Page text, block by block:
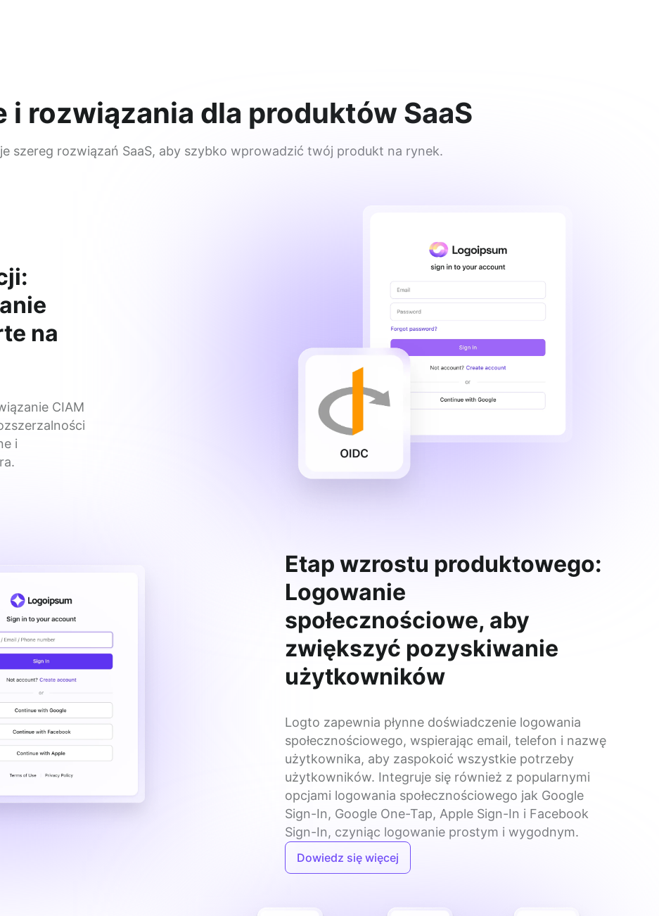
i rozwiązania dla produktów SaaS
szereg rozwiązań SaaS, aby szybko wprowadzić twój produkt na rynek.
na
CIAM
i
Etap wzrostu produktowego:
Logowanie
społecznościowe, aby
zwiększyć pozyskiwanie
użytkowników
Logto zapewnia płynne doświadczenie logowania
społecznościowego, wspierając email, telefon i nazwę
użytkownika, aby zaspokoić wszystkie potrzeby
użytkowników. Integruje się również z popularnymi
opcjami logowania społecznościowego jak Google
Sign-In, Google One-Tap, Apple Sign-In i Facebook
Sign-In, czyniąc logowanie prostym i wygodnym.
Dowiedz się więcej